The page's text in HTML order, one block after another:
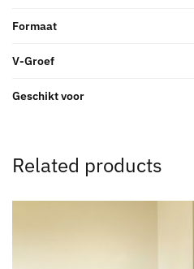
Formaat
V-Groef
Geschikt voor
Related products